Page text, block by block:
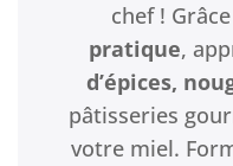
chef !
pratique,
d’épices,
pâtisseries
votre miel.